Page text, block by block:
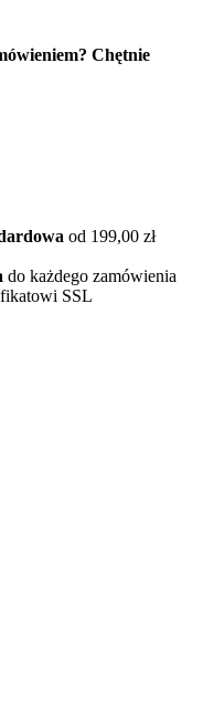
Chętnie
od 199,00 zł
do każdego zamówienia
SSL